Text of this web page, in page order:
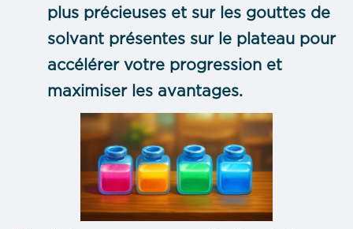
plus précieuses et sur les gouttes de
solvant présentes sur le plateau pour
accélérer votre progression et
maximiser les avantages.